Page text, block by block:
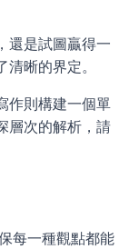
還是試圖贏得一
晰的界定。
作則構建一個單
層次的解析，請
每一種觀點都能